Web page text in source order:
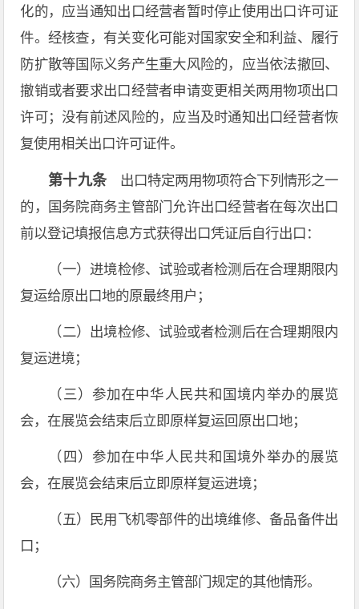
化的，应当通知出口经营者暂时停止使用出口许可证
件。经核查，有关变化可能对国家安全和利益、履行
防扩散等国际义务产生重大风险的，应当依法撤回、
撤销或者要求出口经营者申请变更相关两用物项出口
许可；没有前述风险的，应当及时通知出口经营者恢
复使用相关出口许可证件。
第十九条出口特定两用物项符合下列情形之一
的，国务院商务主管部门允许出口经营者在每次出口
前以登记填报信息方式获得出口凭证后自行出口：
（一）进境检修、试验或者检测后在合理期限内
复运给原出口地的原最终用户；
（二）出境检修、试验或者检测后在合理期限内
复运进境；
（三）参加在中华人民共和国境内举办的展览
会，在展览会结束后立即原样复运回原出口地；
（四）参加在中华人民共和国境外举办的展览
会，在展览会结束后立即原样复运进境；
（五）民用飞机零部件的出境维修、备品备件出
口；
（六）国务院商务主管部门规定的其他情形。